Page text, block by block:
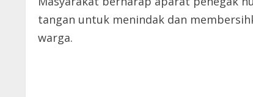
tangan untuk menindak dan
warga.